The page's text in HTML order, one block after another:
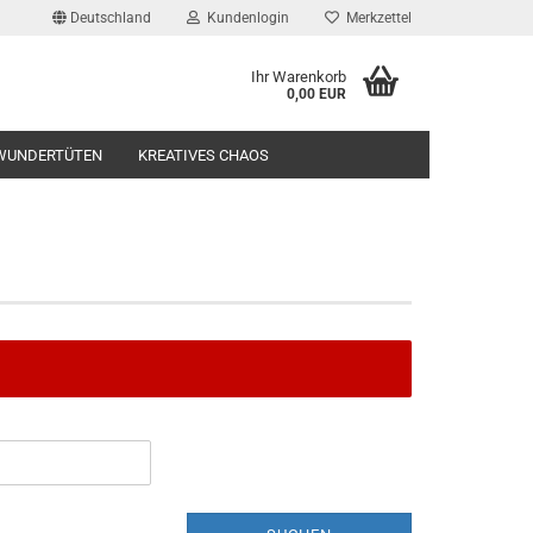
Deutschland Kundenlogin Merkzettel
Ihr Warenkorb
0,00 EUR
KREATIVES CHAOS